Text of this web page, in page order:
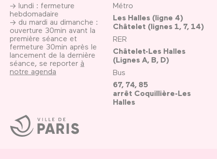
Ville
de
Paris
→ lundi : fermeture
hebdomadaire
→ du mardi au dimanche :
ouverture 30min avant la
première séance et
fermeture 30min après le
lancement de la dernière
séance, se reporter à
notre agenda
Métro
Les Halles (ligne 4)
Châtelet (lignes 1, 7, 14)
RER
Châtelet-Les Halles
(Lignes A, B, D)
Bus
67, 74, 85
arrêt Coquillière-Les
Halles